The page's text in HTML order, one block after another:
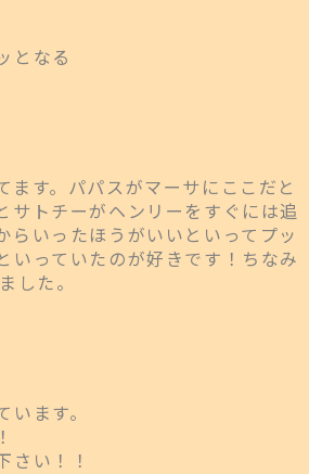
となる
ます。パパスがマーサにここだと
サトチーがヘンリーをすぐには追
らいったほうがいいといってプッ
いっていたのが好きです！ちなみ
した。
ます。
さい！！